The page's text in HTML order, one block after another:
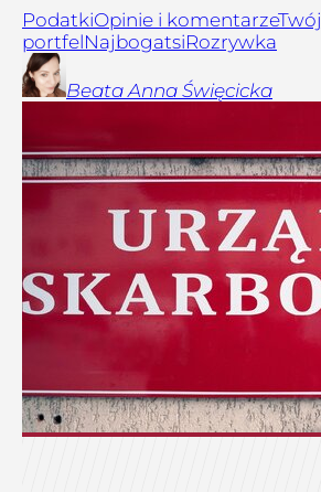
PodatkiOpinie i komentarzeTwój
portfelNajbogatsiRozrywka
Beata Anna Święcicka